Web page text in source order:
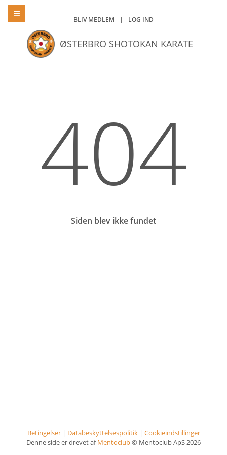
BLIV MEDLEM | LOG IND
ØSTERBRO SHOTOKAN KARATE
404
Siden blev ikke fundet
Betingelser | Databeskyttelsespolitik | Cookieindstillinger
Denne side er drevet afMentoclub© Mentoclub ApS 2026